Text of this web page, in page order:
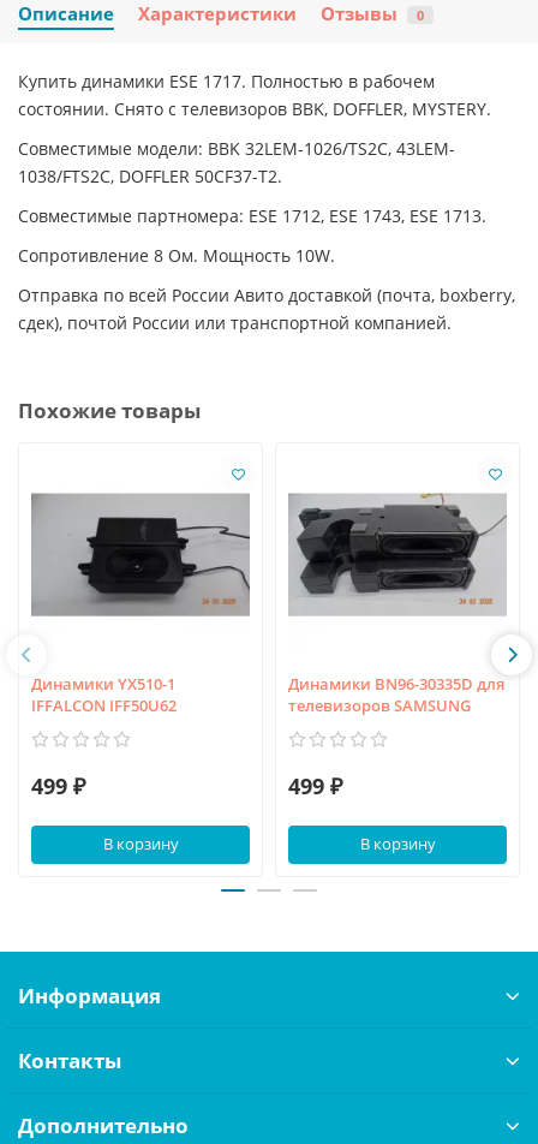
Описание Характеристики Отзывы 0
Купить динамики ESE 1717. Полностью в рабочем
состоянии. Снято с телевизоров BBK, DOFFLER, MYSTERY.
Совместимые модели: BBK 32LEM-1026/TS2C, 43LEM-
1038/FTS2C, DOFFLER 50CF37-T2.
Совместимые партномера: ESE 1712, ESE 1743, ESE 1713.
Сопротивление 8 Ом. Мощность 10W.
Отправка по всей России Авито доставкой (почта, boxberry,
сдек), почтой России или транспортной компанией.
Похожие товары
Динамики YX510-1
IFFALCON IFF50U62
499 ₽
В корзину
Динамики BN96-30335D для
телевизоров SAMSUNG
499 ₽
В корзину
Информация
Контакты
Дополнительно